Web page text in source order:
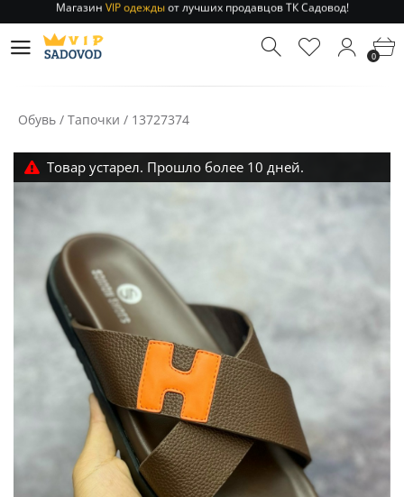
Отправление заказа 1-3 дняпо РФ и МСК!
Магазин
от лучших продавцов ТК Садовод!
Отправление заказа 1-3 дня 0
Обувь / Тапочки / 13727374
Товар устарел. Прошло более 10 дней.